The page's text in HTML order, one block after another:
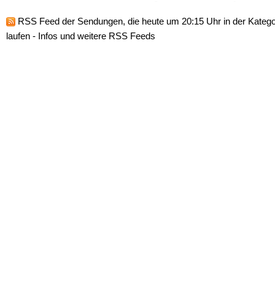
RSS Feed der Sendungen, die heute um 20:15 Uhr in der
laufen - Infos und weitere RSS Feeds